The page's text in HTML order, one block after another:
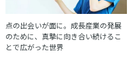
点の出会いが面に。成長産業の発展
のために、真摯に向き合い続けるこ
とで広がった世界